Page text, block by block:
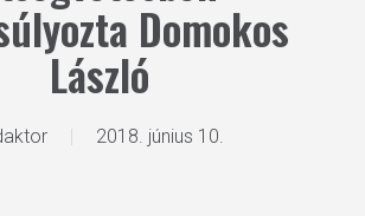
Domokos
László
2018. június 10.